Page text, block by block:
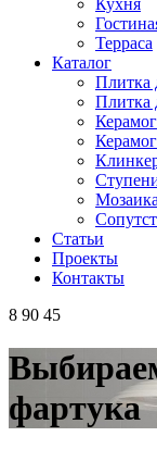
Кухня
Терраса
Каталог
Плитка
Плитка
Мозаика
Статьи
Проекты
Контакты
8 90 45
фартука